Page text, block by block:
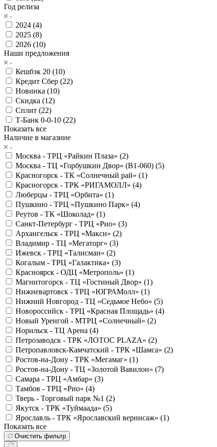
Год релиза
2024 (4)
2025 (8)
2026 (10)
Наши предложения
Кешбэк 20 (10)
Кредит Сбер (22)
Новинка (10)
Скидка (12)
Сплит (22)
Т-Банк 0-0-10 (22)
Показать все
Наличие в магазине
Москва - ТРЦ «Райкин Плаза» (2)
Москва - ТЦ «Горбушкин Двор» (B1-060) (5)
Красногорск - ТК «Солнечный рай» (1)
Красногорск - ТРК «РИГАМОЛЛ» (4)
Люберцы - ТРЦ «Орбита» (1)
Пушкино - ТРЦ «Пушкино Парк» (4)
Реутов - ТК «Шоколад» (1)
Санкт-Петербург - ТРЦ «Рио» (3)
Архангельск - ТРЦ «Макси» (2)
Владимир - ТЦ «Мегаторг» (3)
Ижевск - ТРЦ «Талисман» (2)
Когалым - ТРЦ «Галактика» (3)
Красноярск - ОДЦ «Метрополь» (1)
Магнитогорск - ТЦ «Гостиный Двор» (1)
Нижневартовск - ТРЦ «ЮГРАМолл» (1)
Нижний Новгород - ТЦ «Седьмое Небо» (5)
Новороссийск - ТРЦ «Красная Площадь» (4)
Новый Уренгой - МТРЦ «Солнечный» (2)
Норильск - ТЦ Арена (4)
Петрозаводск - ТРК «ЛОТОС PLAZA» (2)
Петропавловск-Камчатский - ТРК «Шамса» (2)
Ростов-на-Дону - ТРК «Мегамаг» (1)
Ростов-на-Дону - ТЦ «Золотой Вавилон» (7)
Самара - ТРЦ «Амбар» (3)
Тамбов - ТРЦ «Рио» (4)
Тверь - Торговый парк №1 (2)
Якутск - ТРК «Туймаада» (5)
Ярославль - ТРК «Ярославский вернисаж» (1)
Показать все
Очистить фильтр